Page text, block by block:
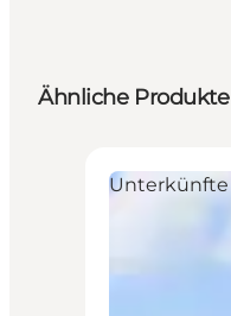
Ähnliche Produkte
Unterkünfte